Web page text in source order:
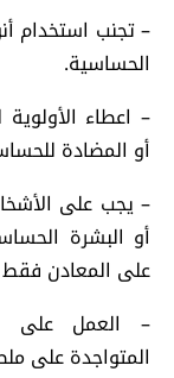
– تجنب استخدام
الحساسية.
– اعطاء
أو المضادة
– يجب على
أو البشرة
على المعادن فقط
– العمل على
المتواجدة على